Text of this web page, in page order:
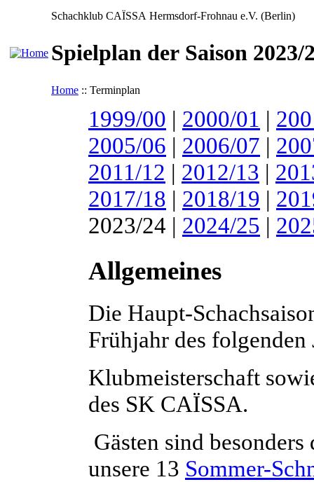
Schachklub CAÏSSA Hermsdorf-Frohnau e.V. (Berlin)
Spielplan der Saison 2023/
Home :: Terminplan
1999/00 | 2000/01 |
2005/06 | 2006/07 |
2011/12 | 2012/13 |
2017/18 | 2018/19 |
2023/24 | 2024/25 |
Allgemeines
Die Haupt-
Frühjahr des folgenden
Klubmeisterschaft
des SK CAÏSSA.
Gästen sind
unsere 13 Sommer-